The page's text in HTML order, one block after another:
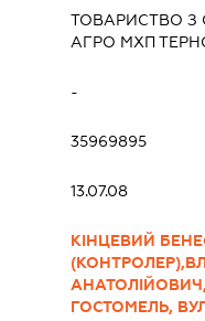
ТОВАРИСТВО З
АГРО МХП
-
35969895
13.07.08
КІНЦЕВИЙ
ГОСТОМЕЛЬ,